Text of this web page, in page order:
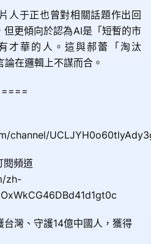
人于正也曾對相關話題作出回
更傾向於認為AI是「短暫的市
才華的人。這與郝蕾「淘汰
在邏輯上不謀而合。
channel/
閱頻道
zh-
灣、守護14億中國人，獲得